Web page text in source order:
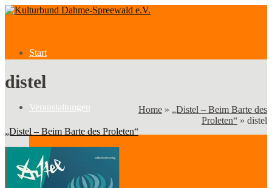
Start
Veranstaltungen
Veranstaltungen
distel
Home » „Distel – Beim Barte des
Proleten“ » distel
„Distel – Beim Barte des Proleten“